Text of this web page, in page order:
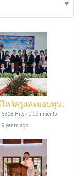
Videos Send Message
20170608พิธีไหว้ครูและมอบทุนการศึกษา
5828 Hits ‧ 0 Comments
9 years ago